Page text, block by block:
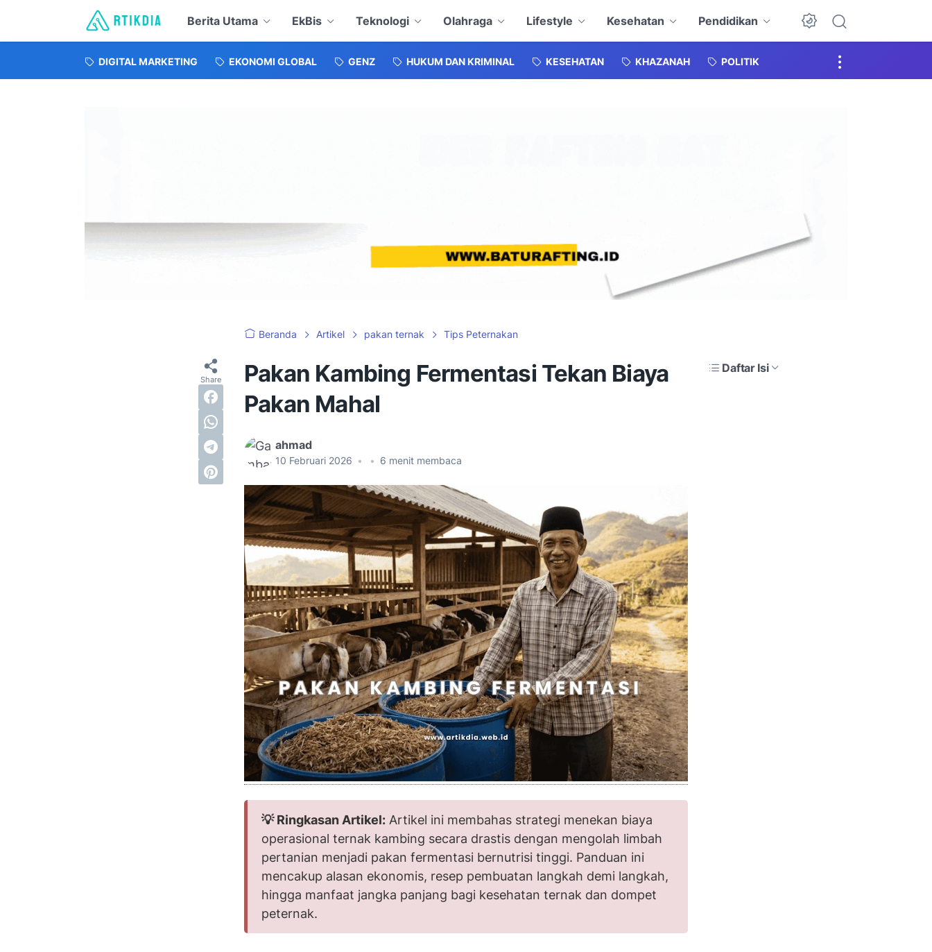
Berita Utama EkBis Teknologi Olahraga Lifestyle Kesehatan Pendidikan
DIGITAL MARKETING EKONOMI GLOBAL GENZ HUKUM DAN KRIMINAL KESEHATAN KHAZANAH POLITIK
Beranda Artikel pakan ternak Tips Peternakan
Pakan Kambing Fermentasi Tekan Biaya
Pakan Mahal
ahmad
10 Februari 2026 • • 6 menit membaca
Daftar Isi
💡 Ringkasan Artikel: Artikel ini membahas strategi menekan biaya
operasional ternak kambing secara drastis dengan mengolah limbah
pertanian menjadi pakan fermentasi bernutrisi tinggi. Panduan ini
mencakup alasan ekonomis, resep pembuatan langkah demi langkah,
hingga manfaat jangka panjang bagi kesehatan ternak dan dompet
peternak.